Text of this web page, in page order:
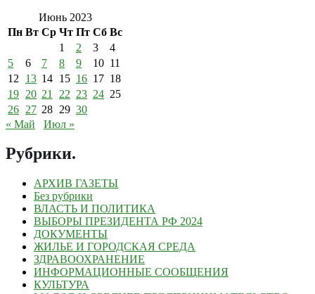
Июнь 2023
Пн Вт Ср Чт Пт Сб Вс
1
2 3
4
5
6 7 8 9 10 11
12
13 14 15 16 17 18
19 20 21 22 23 24 25
26 27 28 29 30
« Май
Июл »
Рубрики.
АРХИВ ГАЗЕТЫ
Без рубрики
ВЛАСТЬ И ПОЛИТИКА
ВЫБОРЫ ПРЕЗИДЕНТА РФ 2024
ДОКУМЕНТЫ
ЖИЛЬЕ И ГОРОДСКАЯ СРЕДА
ЗДРАВООХРАНЕНИЕ
ИНФОРМАЦИОННЫЕ СООБЩЕНИЯ
КУЛЬТУРА